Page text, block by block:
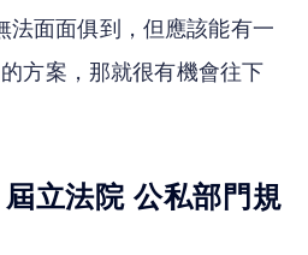
法面面俱到，但應該能有一
方案，那就很有機會往下
立法院 公私部門規